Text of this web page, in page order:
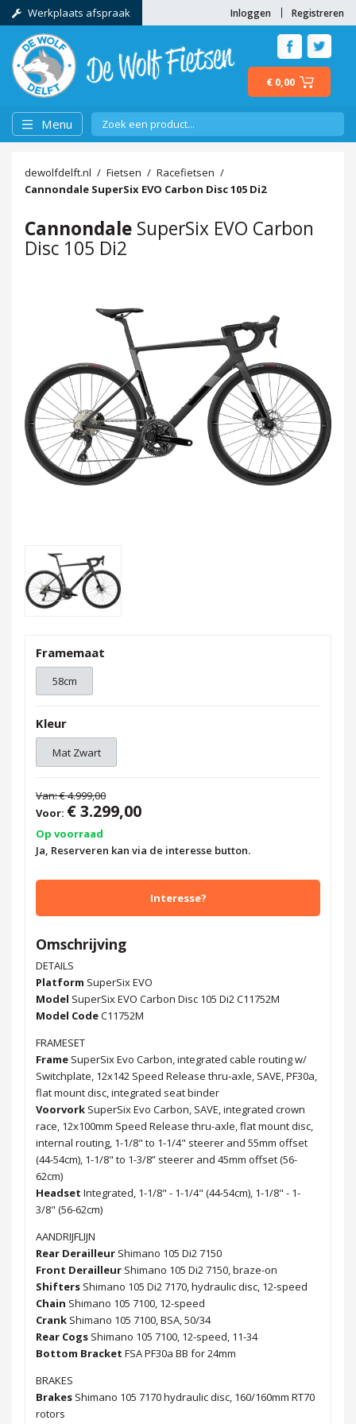
Werkplaats afspraak Registreren
Inloggen
€ 0,00
Menu
dewolfdelft.nl Fietsen
Racefietsen
Cannondale SuperSix EVO Carbon Disc 105 Di2
Cannondale SuperSix EVO Carbon
Disc 105 Di2
Framemaat
58cm
Kleur
Mat Zwart
Van:€ 4.999,00
Voor: € 3.299,00
Op voorraad
Ja, Reserveren kan via de interesse button.
Interesse?
Omschrijving
DETAILS
Platform SuperSix EVO
Model SuperSix EVO Carbon Disc 105 Di2 C11752M
Model CodeC11752M
FRAMESET
Frame SuperSix Evo Carbon, integrated cable routing w/
Switchplate, 12x142 Speed Release thru-axle, SAVE, PF30a,
flat mount disc, integrated seat binder
Voorvork SuperSix Evo Carbon, SAVE, integrated crown
race, 12x100mm Speed Release thru-axle, flat mount disc,
internal routing, 1-1/8" to 1-1/4" steerer and 55mm offset
(44-54cm), 1-1/8" to 1-3/8” steerer and 45mm offset (56-
62cm)
HeadsetIntegrated, 1-1/8" - 1-1/4" (44-54cm), 1-1/8" - 1-
3/8" (56-62cm)
AANDRIJFLIJN
Rear Derailleur Shimano 105 Di2 7150
Front Derailleur Shimano 105 Di2 7150, braze-on
Shifters Shimano 105 Di2 7170, hydraulic disc, 12-speed
Chain Shimano 105 7100, 12-speed
Crank Shimano 105 7100, BSA, 50/34
Rear Cogs Shimano 105 7100, 12-speed, 11-34
Bottom BracketFSA PF30a BB for 24mm
BRAKES
Brakes Shimano 105 7170 hydraulic disc, 160/160mm RT70
rotors